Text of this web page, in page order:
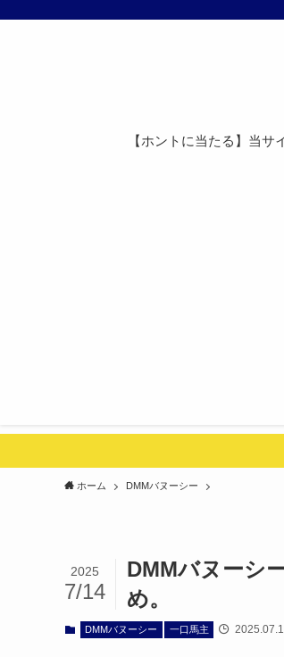
【ホントに当たる】当
ホーム DMMバヌーシー
DMMバヌーシ
め。
2025
7/14
DMMバヌーシー 一口馬主